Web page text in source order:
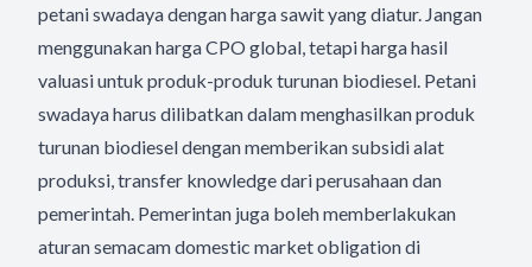
petani swadaya dengan harga sawit yang diatur. Jangan
menggunakan harga CPO global, tetapi harga hasil
valuasi untuk produk-produk turunan biodiesel. Petani
swadaya harus dilibatkan dalam menghasilkan produk
turunan biodiesel dengan memberikan subsidi alat
produksi, transfer knowledge dari perusahaan dan
pemerintah. Pemerintan juga boleh memberlakukan
aturan semacam domestic market obligation di